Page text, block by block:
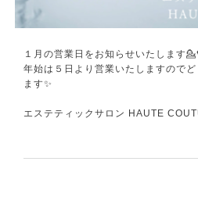
１月の営業日をお知らせいたします
年始は５日より営業いたしますので
ます✨
エステティックサロン HAUTE